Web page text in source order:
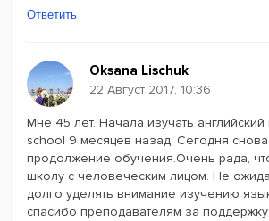
Ответить
Oksana Lischuk
22 Август 2017, 10:36
Мне 45 лет. Начала изучать английский
school 9 месяцев назад. Сегодня
продолжение обучения.Очень рада,
школу с человеческим лицом. Не
долго уделять внимание изучению
спасибо преподавателям за